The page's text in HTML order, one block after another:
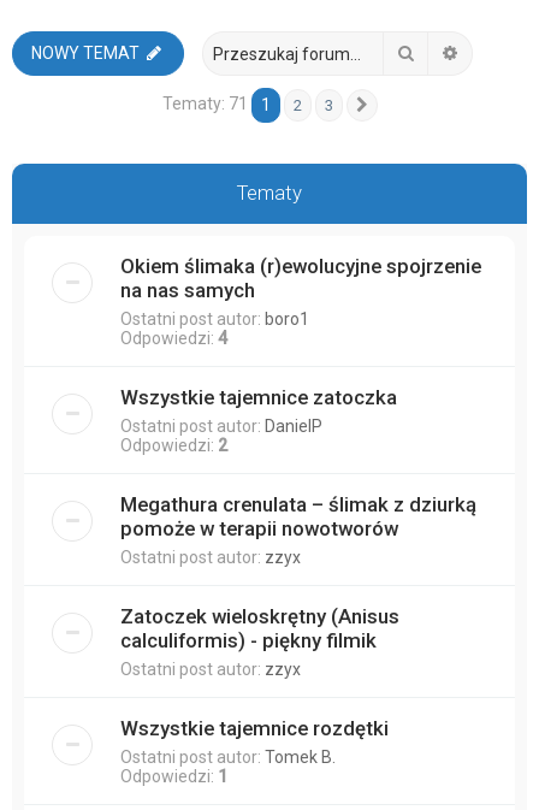
NOWY TEMAT Szukaj
Tematy: 71 1 2 3
Tematy
Okiem ślimaka (r)ewolucyjne spojrzenie
na nas samych
Ostatni post autor: boro1
Odpowiedzi: 4
Wszystkie tajemnice zatoczka
Ostatni post autor: DanielP
Odpowiedzi: 2
Megathura crenulata – ślimak z dziurką
pomoże w terapii nowotworów
Ostatni post autor: zzyx
Zatoczek wieloskrętny (Anisus
calculiformis) - piękny filmik
Ostatni post autor: zzyx
Wszystkie tajemnice rozdętki
Ostatni post autor: Tomek B.
Odpowiedzi: 1